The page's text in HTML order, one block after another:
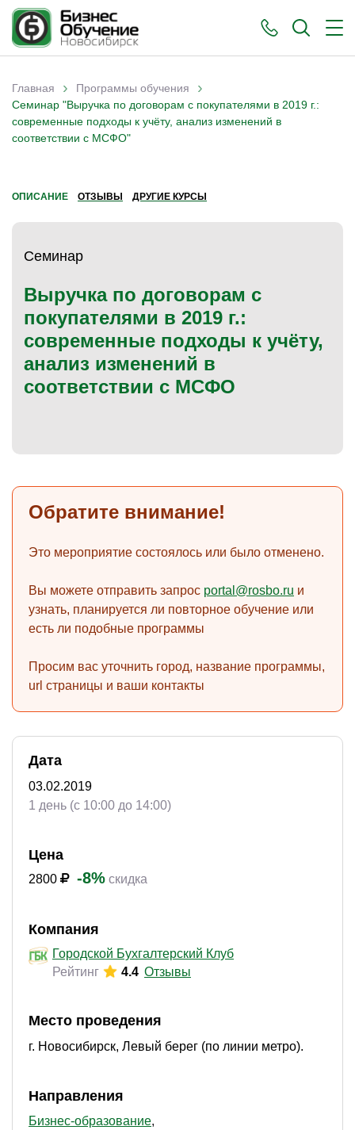
Вы здесь
Главная › Программы обучения ›
Семинар "Выручка по договорам с покупателями в 2019 г.:
современные подходы к учёту, анализ изменений в
соответствии с МСФО"
ОПИСАНИЕ ОТЗЫВЫ ДРУГИЕ КУРСЫ
Семинар
Выручка по договорам с
покупателями в 2019 г.:
современные подходы к учёту,
анализ изменений в
соответствии с МСФО
Обратите внимание!
Это мероприятие состоялось или было отменено.
Вы можете отправить запрос portal@rosbo.ru и
узнать, планируется ли повторное обучение или
есть ли подобные программы
Просим вас уточнить город, название программы,
url страницы и ваши контакты
Дата
03.02.2019
1 день (с 10:00 до 14:00)
Цена
2800 -8% скидка
Компания
Городской Бухгалтерский Клуб
Рейтинг
4.4 Отзывы
Место проведения
г. Новосибирск, Левый берег (по линии метро).
Направления
Бизнес-образование